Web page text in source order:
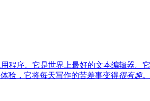
用程序。它是世界上最好的文本编辑器
验，它将每天写作的苦差事变得很有趣。